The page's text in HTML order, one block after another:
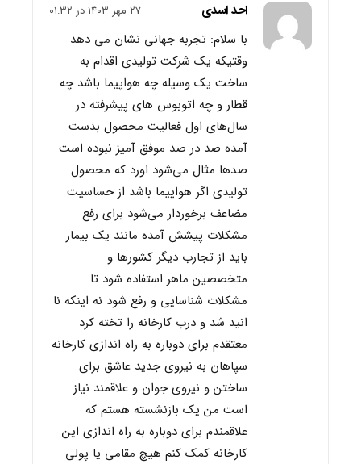
احد اسدی ۲۷ مهر ۱۴۰۳ در ۰۱:۳۲
با سلام: تجربه جهانی نشان می دهد
وقتیکه یک شرکت تولیدی اقدام به
ساخت یک وسیله چه هواپیما باشد چه
قطار و چه اتوبوس های پیشرفته در
سال‌های اول فعالیت محصول بدست
آمده صد در صد موفق آمیز نبوده است
صدها مثال می‌شود اورد که محصول
تولیدی اگر هواپیما باشد از حساسیت
مضاعف برخوردار می‌شود برای رفع
مشکلات پیشش آمده مانند یک بیمار
باید از تجارب دیگر کشورها و
متخصصین ماهر استفاده شود تا
مشکلات شناسایی و رفع شود نه اینکه نا
انید شد و درب کارخانه را تخته کرد
معتقدم برای دوباره به راه اندازی کارخانه
سپاهان به نیروی جدید عاشق برای
ساختن و نیروی جوان و علاقمند نیاز
است من یک بازنشسته هستم که
علاقمندم برای دوباره به راه اندازی این
کارخانه کمک کنم هیچ مقامی یا پولی